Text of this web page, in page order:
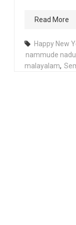
Read More
Happy New
nammude nadu
malayalam,